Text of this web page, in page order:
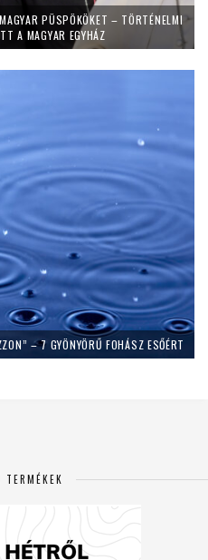
PÜSPÖKÖKET – TÖRTÉNELMI
A MAGYAR EGYHÁZ
– 7 GYÖNYÖRŰ FOHÁSZ ESŐÉRT
TERMÉKEK